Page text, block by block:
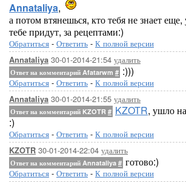
Annataliya,
а потом втянешься, кто тебя не знает
тебе придут, за рецептами:)
Обратиться - Ответить - К полной версии
Annataliya 30-01-2014-21:54 удалить
Ответ на комментарий Afatarwm # :)))
Обратиться - Ответить - К полной версии
Annataliya 30-01-2014-21:55 удалить
Ответ на комментарий KZOTR # KZOTR, ушло
:)
Обратиться - Ответить - К полной версии
KZOTR 30-01-2014-22:04 удалить
Ответ на комментарий Annataliya # готово:)
Обратиться - Ответить - К полной версии